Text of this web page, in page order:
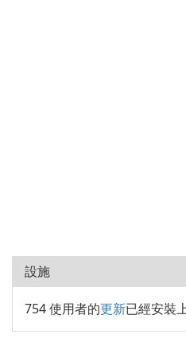
設施
754 使用者的更新已經安裝